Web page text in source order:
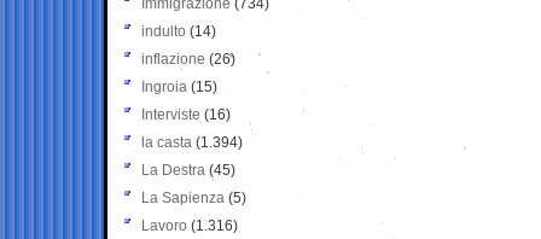
Immigrazione (734)
indulto (14)
inflazione (26)
Ingroia (15)
Interviste (16)
la casta (1.394)
La Destra (45)
La Sapienza (5)
Lavoro (1.316)